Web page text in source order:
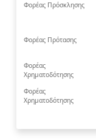
Φορέας Πρόσκλησης
Φορέας Πρότασης
Φορέας
Χρηματοδότησης
Φορέας
Χρηματοδότησης